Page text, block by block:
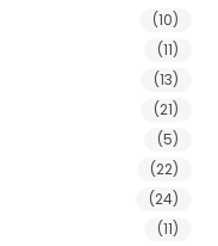
(10)
(11)
(13)
(21)
(5)
(22)
(24)
(11)